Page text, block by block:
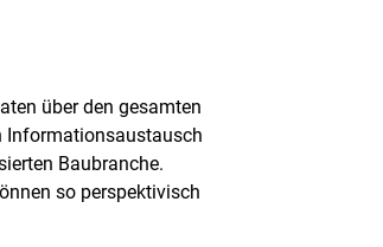
über den gesamten
Informationsaustausch
Baubranche.
so perspektivisch